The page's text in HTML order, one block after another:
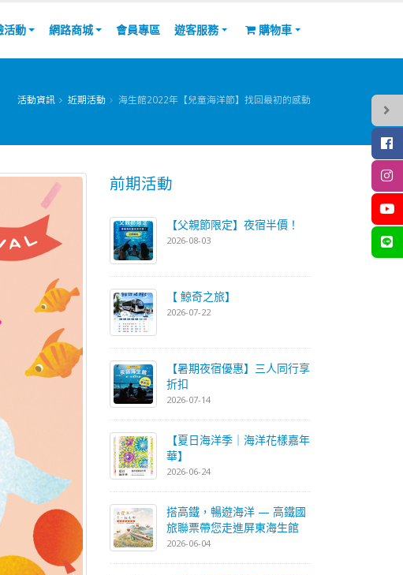
活動 網路商城 會員專區 遊客服務 購物車
活動資訊 近期活動 海生館2022年【兒童海洋節】找回最初的感動
前期活動
【父親節限定】夜宿半價！
2026-08-03
【 鯨奇之旅】
2026-07-22
【暑期夜宿優惠】三人同行享
折扣
2026-07-14
【夏日海洋季｜海洋花樣嘉年
華】
2026-06-24
搭高鐵，暢遊海洋 — 高鐵國
旅聯票帶您走進屏東海生館
2026-06-04